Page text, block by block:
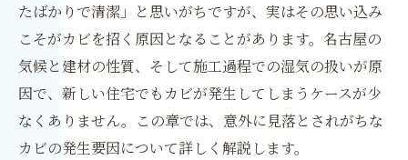
たばかりで清潔」と思いがちですが、実はその思い込み
こそがカビを招く原因となることがあります。名古屋の
気候と建材の性質、そして施工過程での湿気の扱いが原
因で、新しい住宅でもカビが発生してしまうケースが少
なくありません。この章では、意外に見落とされがちな
カビの発生要因について詳しく解説します。